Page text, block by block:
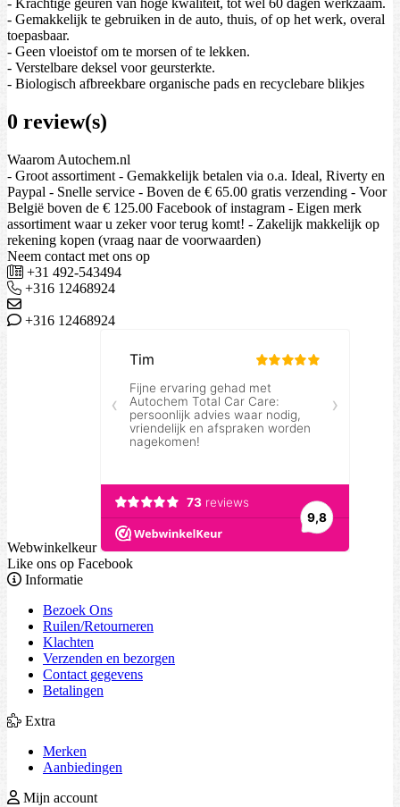
- Krachtige geuren van hoge kwaliteit, tot wel 60 dagen werkzaam.
- Gemakkelijk te gebruiken in de auto, thuis, of op het werk, overal
toepasbaar.
- Geen vloeistof om te morsen of te lekken.
- Verstelbare deksel voor geursterkte.
- Biologisch afbreekbare organische pads en recyclebare blikjes
0 review(s)
Waarom Autochem.nl
- Groot assortiment - Gemakkelijk betalen via o.a. Ideal, Riverty en
Paypal - Snelle service - Boven de € 65.00 gratis verzending - Voor
België boven de € 125.00 Facebook of instagram - Eigen merk
assortiment waar u zeker voor terug komt! - Zakelijk makkelijk op
rekening kopen (vraag naar de voorwaarden)
Neem contact met ons op
+31 492-543494
+316 12468924
+316 12468924
Webwinkelkeur
Like ons op Facebook
Informatie
Bezoek Ons
Ruilen/Retourneren
Klachten
Verzenden en bezorgen
Contact gegevens
Betalingen
Extra
Merken
Aanbiedingen
Mijn account